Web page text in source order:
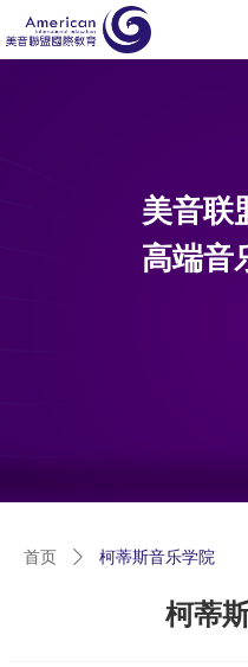
首页 ꄲ 柯蒂斯音乐学院
柯蒂
美音联
高端音